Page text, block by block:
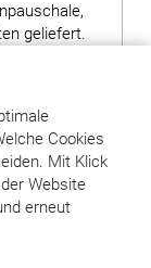
Cookies
Mit Klick
Website
erneut
geliefert.
80,00